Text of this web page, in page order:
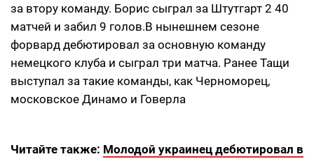
за втору команду. Борис сыграл за Штутгарт 2 40
матчей и забил 9 голов.В нынешнем сезоне
форвард дебютировал за основную команду
немецкого клуба и сыграл три матча. Ранее Тащи
выступал за такие команды, как Черноморец,
московское Динамо и Говерла
Читайте также: Молодой украинец дебютировал в